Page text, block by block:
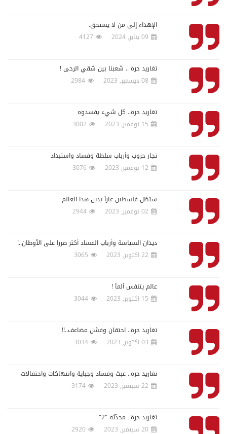
الإهداء إلى من لا يستحق.
09 يناير, 2024
4127
تغاريد حرة .. شعبنا بين شقي الرحى !
08 ديسمبر, 2023
2984
تغاريد حرة.. كل شيء يفسدوه
15 نوفمبر, 2023
3002
تجار حروب وأرباب سلطة وفساد واستبداد
12 نوفمبر, 2023
3076
ستظل فلسطين عاراً يدين هذا العالم
02 نوفمبر, 2023
2944
ديدان السياسة وأرباب الفساد أكثر ضررا على الأوطان..!
22 اكتوبر, 2023
3065
عالم يتنفس ألماً !
15 اكتوبر, 2023
3044
تغاريد حرة.. احتقان وفشل مضاعف..!!
03 اكتوبر, 2023
3034
تغاريد حرة.. عبث وفساد وجباية وانتهاكات واحتفالات
22 سبتمبر, 2023
3174
تغاريد حرة ـ محدّثة "2"
20 سبتمبر, 2023
2920